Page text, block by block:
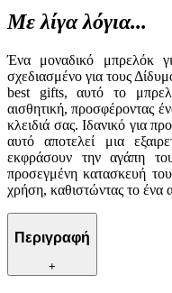
Με λίγα λόγια...
Ένα μοναδικό μπρελόκ
σχεδιασμένο για τους
best gifts, αυτό το
αισθητική, προσφέροντας
κλειδιά σας. Ιδανικό για
αυτό αποτελεί μια
εκφράσουν την αγάπη
προσεγμένη κατασκευή
χρήση, καθιστώντας το ένα
Περιγραφή
+